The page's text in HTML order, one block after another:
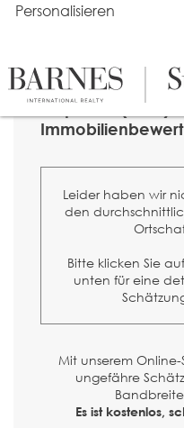
>Immobilienpreis pro
Was ist der Preis
eine Wohnung
Kalpetran (3922) ?
Leider haben wir
den
Bitte klicken Sie auf
unten für eine
Mit unserem
ungefähre
Es ist kostenlos,
Personalisieren